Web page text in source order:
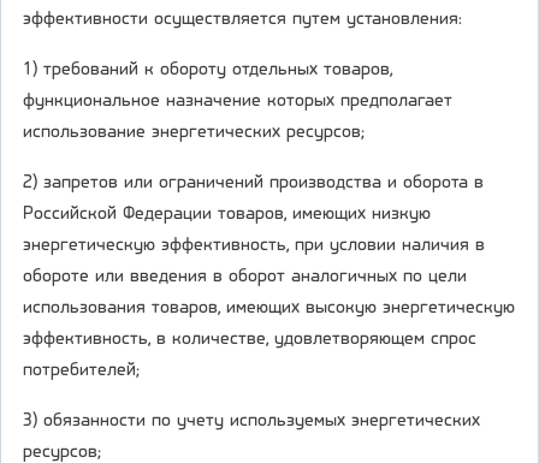
эффективности осуществляется путем установления:
1) требований к обороту отдельных товаров,
функциональное назначение которых предполагает
использование энергетических ресурсов;
2) запретов или ограничений производства и оборота в
Российской Федерации товаров, имеющих низкую
энергетическую эффективность, при условии наличия в
обороте или введения в оборот аналогичных по цели
использования товаров, имеющих высокую энергетическую
эффективность, в количестве, удовлетворяющем спрос
потребителей;
3) обязанности по учету используемых энергетических
ресурсов;